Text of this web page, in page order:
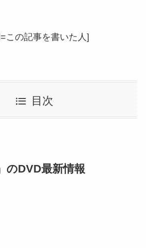
この記事を書いた人]
目次
のDVD最新情報